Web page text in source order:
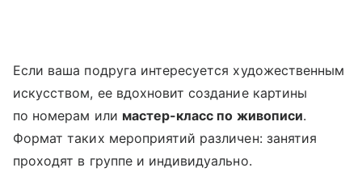
Если ваша подруга интересуется художественным
искусством, ее вдохновит создание картины
по номерам или мастер-класс по живописи.
Формат таких мероприятий различен: занятия
проходят в группе и индивидуально.